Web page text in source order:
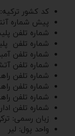
کد کشور ترکیه: ۹۰+
پیش شماره
شماره تلفن
شماره تلفن پلیس
شماره تلفن
شماره تلفن
شماره تلفن
شماره تلفن
شماره تلفن
شماره تلفن
زبان رسمی:
واحد پول: لیر